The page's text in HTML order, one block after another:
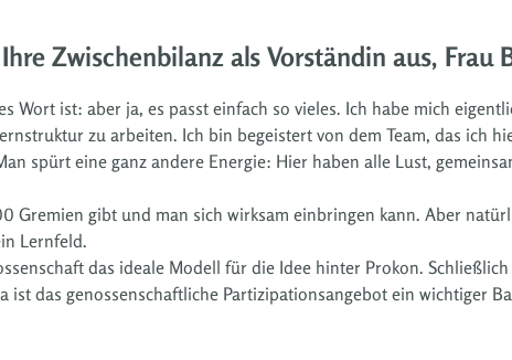
Zwischenbilanz als Vorständin aus, Frau
Wort ist: aber ja, es passt einfach so vieles. Ich habe mich
zu arbeiten. Ich bin begeistert von dem Team, das ich
spürt eine ganz andere Energie: Hier haben alle Lust,
Gremien gibt und man sich wirksam einbringen kann. Aber
Lernfeld.
das ideale Modell für die Idee hinter Prokon.
das genossenschaftliche Partizipationsangebot ein wichtiger